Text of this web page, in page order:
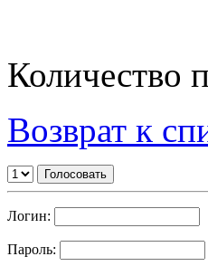
Количество
Возврат к
Логин:
Пароль: